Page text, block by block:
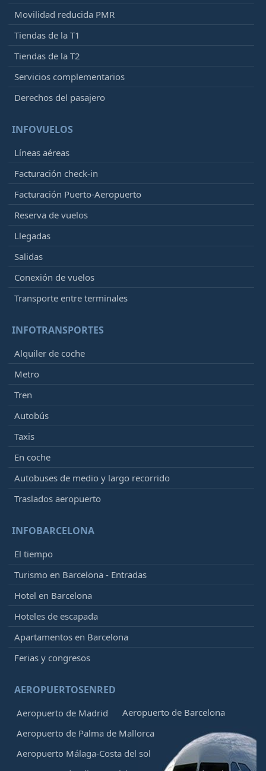
Movilidad reducida PMR
Tiendas de la T1
Tiendas de la T2
Servicios complementarios
Derechos del pasajero
INFOVUELOS
Líneas aéreas
Facturación check-in
Facturación Puerto-Aeropuerto
Reserva de vuelos
Llegadas
Salidas
Conexión de vuelos
Transporte entre terminales
INFOTRANSPORTES
Alquiler de coche
Metro
Tren
Autobús
Taxis
En coche
Autobuses de medio y largo recorrido
Traslados aeropuerto
INFOBARCELONA
El tiempo
Turismo en Barcelona - Entradas
Hotel en Barcelona
Hoteles de escapada
Apartamentos en Barcelona
Ferias y congresos
AEROPUERTOSENRED
Aeropuerto de Madrid
Aeropuerto de Barcelona
Aeropuerto de Palma de Mallorca
Aeropuerto Málaga-Costa del sol